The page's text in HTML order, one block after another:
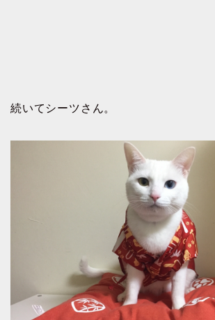
続いてシーツさん。